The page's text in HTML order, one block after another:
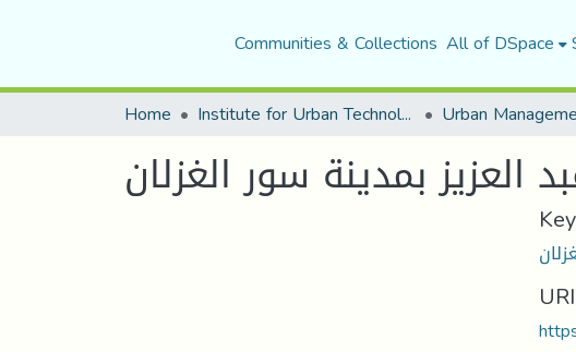
Communities & Collections All of DSpace
Home Institute for Urban Technology Management
بمدينة سور الغزلان
URI